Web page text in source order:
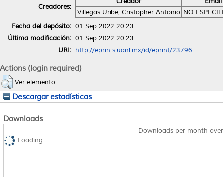
Creadores:
Villegas Uribe, Cristopher Antonio NO
Fecha del depósito: 01 Sep 2022 20:23
Última modificación: 01 Sep 2022 20:23
URI: http://eprints.uanl.mx/id/eprint/23796
Actions (login required)
Ver elemento
Descargar estadísticas
Downloads
Downloads per month
Loading...